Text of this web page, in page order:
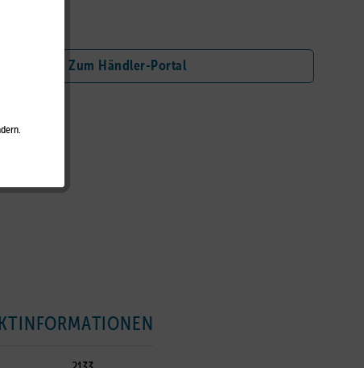
Zum Händler-Portal